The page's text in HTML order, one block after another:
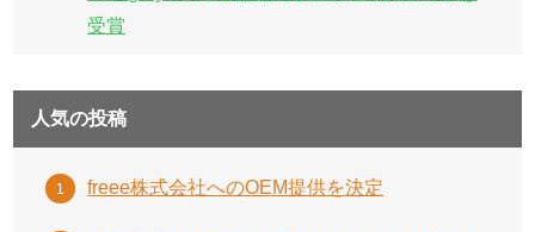
受賞
人気の投稿
freee株式会社へのOEM提供を決定